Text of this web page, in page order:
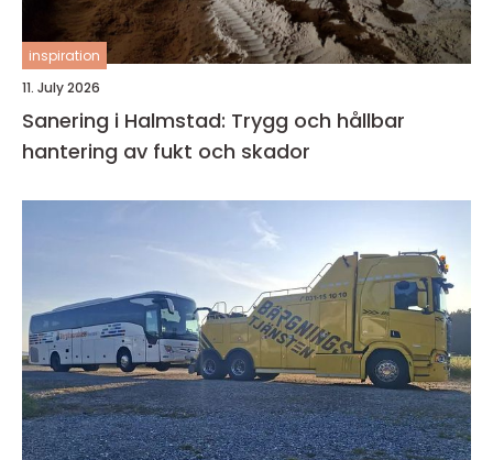
inspiration
11. July 2026
Sanering i Halmstad: Trygg och hållbar
hantering av fukt och skador